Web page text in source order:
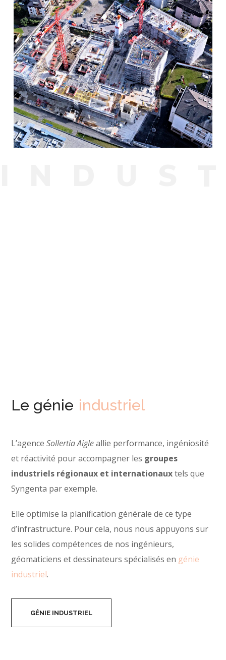
Le génie industriel
L’agenceSollertia Aigleallie performance, ingéniosité
et réactivité pour accompagner les groupes
industriels régionaux et internationauxtels que
Syngenta par exemple.
Elle optimise la planification générale de ce type
d’infrastructure. Pour cela, nous nous appuyons sur
les solides compétences de nos ingénieurs,
géomaticiens et dessinateurs spécialisés en génie
industriel.
GÉNIE INDUSTRIEL